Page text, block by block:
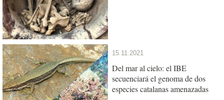
15.11.2021
Del mar al cielo: el IBE
secuenciará el genoma de dos
especies catalanas amenazadas